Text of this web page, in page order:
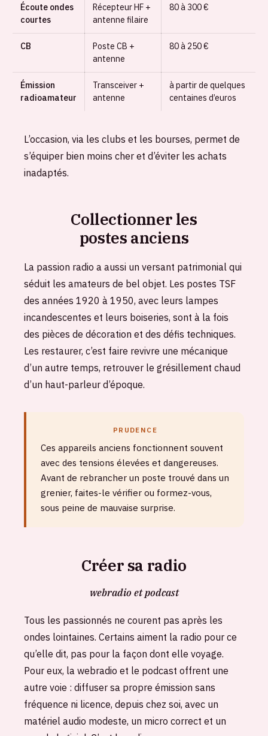
Écoute ondes
courtes
Récepteur HF +
antenne filaire
80 à 300 €
CB
Poste CB +
antenne
80 à 250 €
Émission
radioamateur
Transceiver +
antenne
à partir de quelques
centaines d’euros
L’occasion, via les clubs et les bourses, permet de
s’équiper bien moins cher et d’éviter les achats
inadaptés.
Collectionner les
postes anciens
La passion radio a aussi un versant patrimonial qui
séduit les amateurs de bel objet. Les postes TSF
des années 1920 à 1950, avec leurs lampes
incandescentes et leurs boiseries, sont à la fois
des pièces de décoration et des défis techniques.
Les restaurer, c’est faire revivre une mécanique
d’un autre temps, retrouver le grésillement chaud
d’un haut-parleur d’époque.
PRUDENCE
Ces appareils anciens fonctionnent souvent
avec des tensions élevées et dangereuses.
Avant de rebrancher un poste trouvé dans un
grenier, faites-le vérifier ou formez-vous,
sous peine de mauvaise surprise.
Créer sa radio
webradio et podcast
Tous les passionnés ne courent pas après les
ondes lointaines. Certains aiment la radio pour ce
qu’elle dit, pas pour la façon dont elle voyage.
Pour eux, la webradio et le podcast offrent une
autre voie : diffuser sa propre émission sans
fréquence ni licence, depuis chez soi, avec un
matériel audio modeste, un micro correct et un